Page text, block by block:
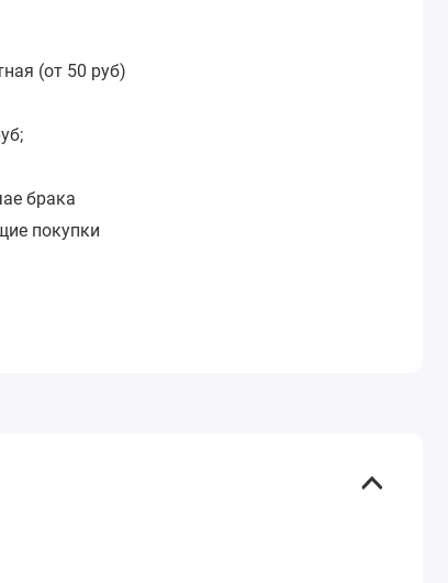
(от 50 руб)
брака
покупки